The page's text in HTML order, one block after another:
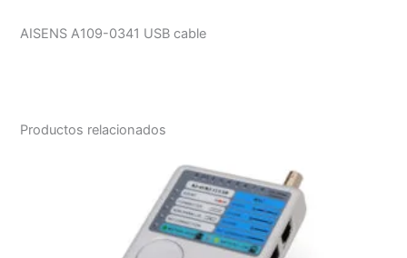
AISENS A109-0341 USB cable
Productos relacionados